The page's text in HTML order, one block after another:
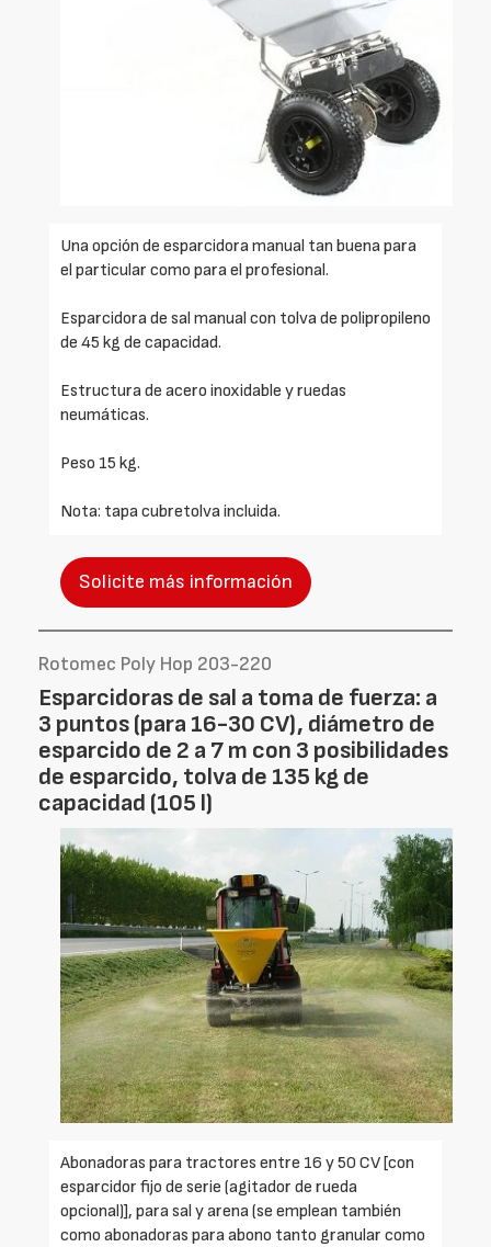
Una opción de esparcidora manual tan buena para
el particular como para el profesional.
Esparcidora de sal manual con tolva de polipropileno
de 45 kg de capacidad.
Estructura de acero inoxidable y ruedas
neumáticas.
Peso 15 kg.
Nota: tapa cubretolva incluida.
Solicite más información
Rotomec Poly Hop 203-220
Esparcidoras de sal a toma de fuerza: a
3 puntos (para 16-30 CV), diámetro de
esparcido de 2 a 7 m con 3 posibilidades
de esparcido, tolva de 135 kg de
capacidad (105 l)
Abonadoras para tractores entre 16 y 50 CV [con
esparcidor fijo de serie (agitador de rueda
opcional)], para sal y arena (se emplean también
como abonadoras para abono tanto granular como